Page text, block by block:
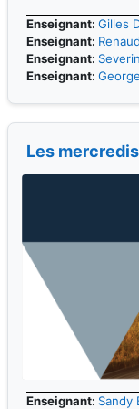
Enseignant: Gilles
Enseignant:
Enseignant:
Enseignant:
Les
Enseignant: Sandy